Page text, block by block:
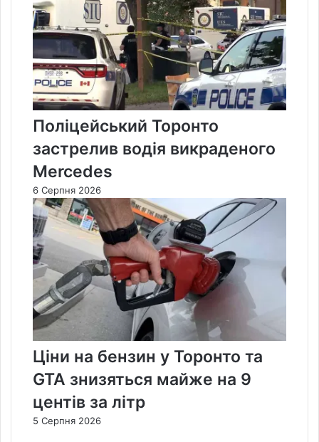
Поліцейський Торонто
застрелив водія викраденого
Mercedes
6 Серпня 2026
Ціни на бензин у Торонто та
GTA знизяться майже на 9
центів за літр
5 Серпня 2026